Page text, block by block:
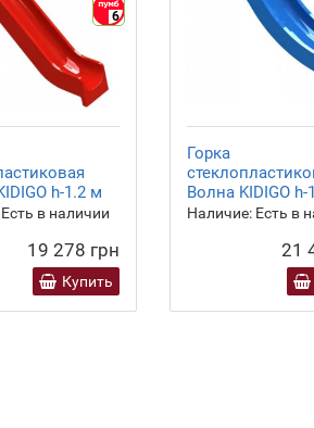
6
h-1.2 м
Есть в наличии
19 278 грн
Купить
Горка
Волна KIDIGO h-
Наличие: Есть в
21